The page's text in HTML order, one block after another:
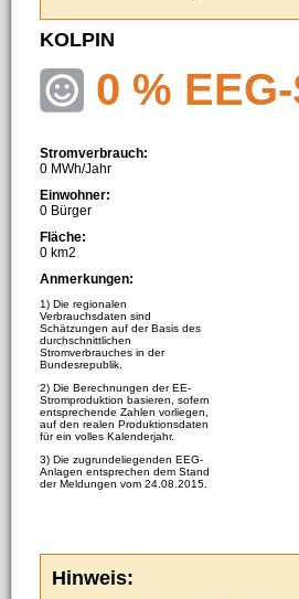
KOLPIN
0 %
Stromverbrauch:
0 MWh/Jahr
Einwohner:
0 Bürger
Fläche:
0 km2
Anmerkungen:
1) Die regionalen
Verbrauchsdaten sind
Schätzungen auf der Basis des
durchschnittlichen
Stromverbrauches in der
Bundesrepublik.
2) Die Berechnungen der EE-
Stromproduktion basieren, sofern
entsprechende Zahlen vorliegen,
auf den realen Produktionsdaten
für ein volles Kalenderjahr.
3) Die zugrundeliegenden EEG-
Anlagen entsprechen dem Stand
der Meldungen vom 24.08.2015.
Hinweis: